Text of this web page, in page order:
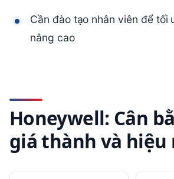
Cần đào tạo nhân viên để tối
nâng cao
Honeywell: Cân
giá thành và hiệu